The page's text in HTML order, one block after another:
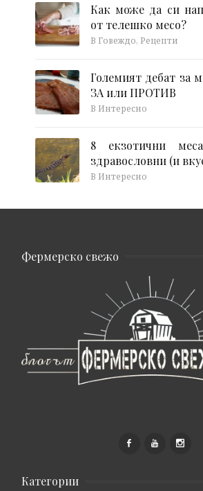
Как може да си
от телешко месо?
В Говеждо, Рецепти
Големият дебат за
ЗА или ПРОТИВ
В Интересно
8 екзотични
здравословни (и
В Интересно
Фермерско свежо
Категории